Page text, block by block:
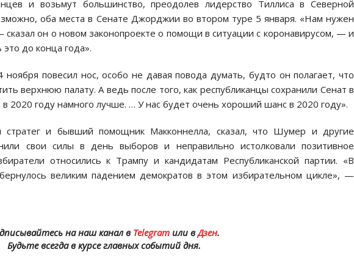
и возьмут большинство, преодолев лидерство Тиллиса в Северной
оба места в Сенате Джорджии во втором туре 5 января. «Нам нужен
он о новом законопроекте о помощи в ситуации с коронавирусом, — и
до конца года».
повесил нос, особо не давая повода думать, будто он полагает, что
верхнюю палату. А ведь после того, как республиканцы сохранили Сенат в
2020 году намного лучше. … У нас будет очень хороший шанс в 2020 году».
стратег и бывший помощник Макконнелла, сказал, что Шумер и другие
свои силы в день выборов и неправильно истолковали позитивное
относились к Трампу и кандидатам Республиканской партии. «В
великим падением демократов в этом избирательном цикле», —
на наш канал вTelegramили вДзен.
Будьте всегда в курсе главных событий дня.